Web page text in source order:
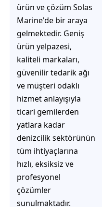
oldukları güven,
samimiyet, destek ve
değerli iş birliği için
içtenlikle teşekkür
ediyorum. Birlikte
çalışmaktan büyük
memnuniyet duyuyor,
başarılarla dolu uzun
yıllar boyunca aynı
dayanışma ve güven
ortamında nice
projelere imza atmayı
temenni ediyorum.
Kaptan Deniz